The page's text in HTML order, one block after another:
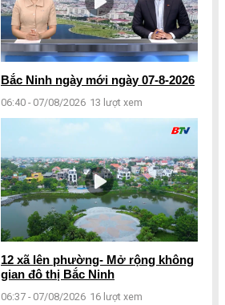
Bắc Ninh ngày mới ngày 07-8-2026
06:40 - 07/08/2026 13 lượt xem
12 xã lên phường- Mở rộng không
gian đô thị Bắc Ninh
06:37 - 07/08/2026 16 lượt xem